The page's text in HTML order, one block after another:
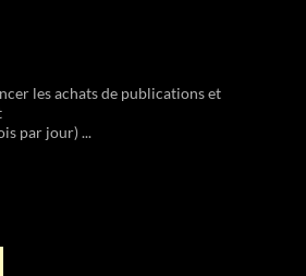
les achats de publications et
par jour) ...